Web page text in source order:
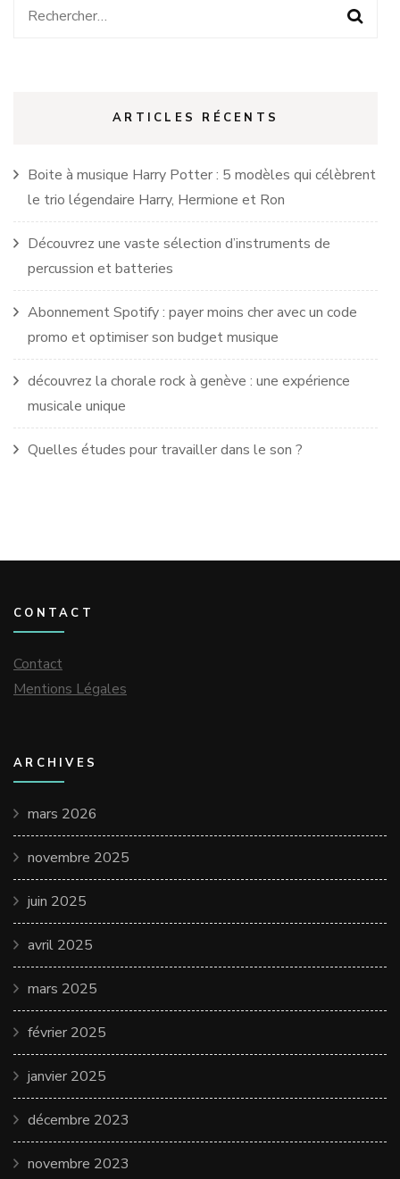
Rechercher :
ARTICLES RÉCENTS
Boite à musique Harry Potter : 5 modèles qui célèbrent
le trio légendaire Harry, Hermione et Ron
Découvrez une vaste sélection d’instruments de
percussion et batteries
Abonnement Spotify : payer moins cher avec un code
promo et optimiser son budget musique
découvrez la chorale rock à genève : une expérience
musicale unique
Quelles études pour travailler dans le son ?
CONTACT
Contact
Mentions Légales
ARCHIVES
mars 2026
novembre 2025
juin 2025
avril 2025
mars 2025
février 2025
janvier 2025
décembre 2023
novembre 2023